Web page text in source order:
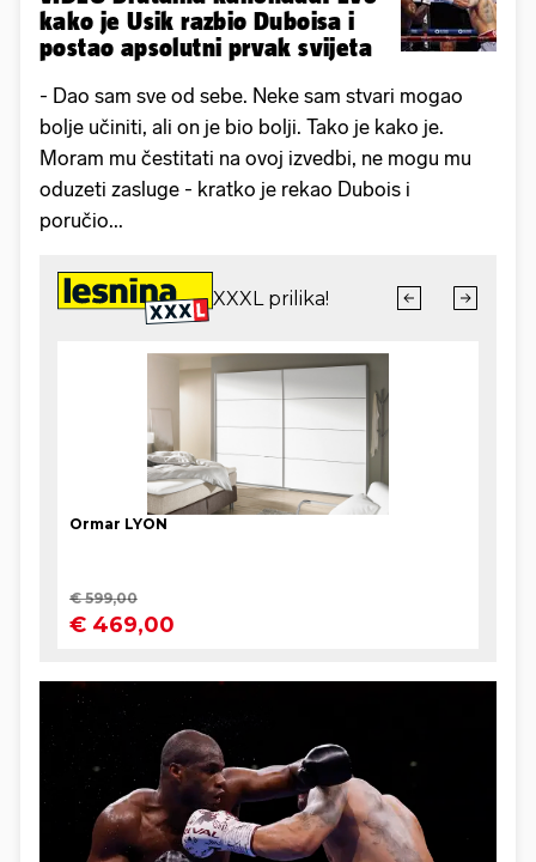
kako je Usik razbio Duboisa i
postao apsolutni prvak svijeta
- Dao sam sve od sebe. Neke sam stvari mogao
bolje učiniti, ali on je bio bolji. Tako je kako je.
Moram mu čestitati na ovoj izvedbi, ne mogu mu
oduzeti zasluge - kratko je rekao Dubois i
poručio...